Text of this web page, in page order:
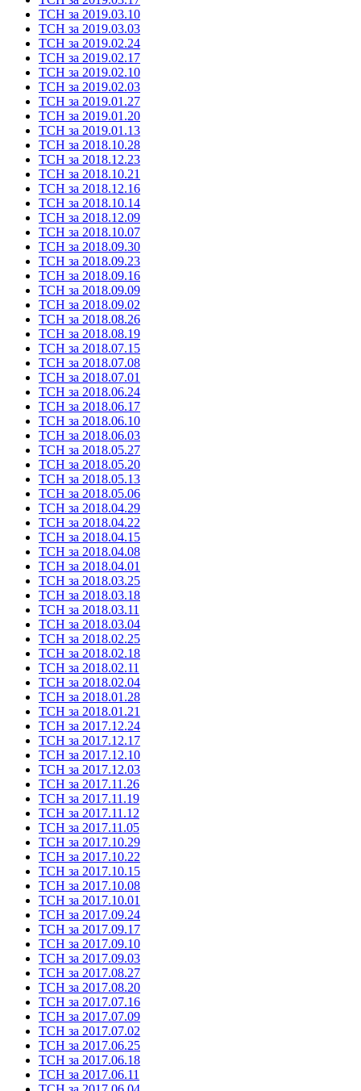
ТСН за 2019.03.10
ТСН за 2019.03.03
ТСН за 2019.02.24
ТСН за 2019.02.17
ТСН за 2019.02.10
ТСН за 2019.02.03
ТСН за 2019.01.27
ТСН за 2019.01.20
ТСН за 2019.01.13
ТСН за 2018.10.28
ТСН за 2018.12.23
ТСН за 2018.10.21
ТСН за 2018.12.16
ТСН за 2018.10.14
ТСН за 2018.12.09
ТСН за 2018.10.07
ТСН за 2018.09.30
ТСН за 2018.09.23
ТСН за 2018.09.16
ТСН за 2018.09.09
ТСН за 2018.09.02
ТСН за 2018.08.26
ТСН за 2018.08.19
ТСН за 2018.07.15
ТСН за 2018.07.08
ТСН за 2018.07.01
ТСН за 2018.06.24
ТСН за 2018.06.17
ТСН за 2018.06.10
ТСН за 2018.06.03
ТСН за 2018.05.27
ТСН за 2018.05.20
ТСН за 2018.05.13
ТСН за 2018.05.06
ТСН за 2018.04.29
ТСН за 2018.04.22
ТСН за 2018.04.15
ТСН за 2018.04.08
ТСН за 2018.04.01
ТСН за 2018.03.25
ТСН за 2018.03.18
ТСН за 2018.03.11
ТСН за 2018.03.04
ТСН за 2018.02.25
ТСН за 2018.02.18
ТСН за 2018.02.11
ТСН за 2018.02.04
ТСН за 2018.01.28
ТСН за 2018.01.21
ТСН за 2017.12.24
ТСН за 2017.12.17
ТСН за 2017.12.10
ТСН за 2017.12.03
ТСН за 2017.11.26
ТСН за 2017.11.19
ТСН за 2017.11.12
ТСН за 2017.11.05
ТСН за 2017.10.29
ТСН за 2017.10.22
ТСН за 2017.10.15
ТСН за 2017.10.08
ТСН за 2017.10.01
ТСН за 2017.09.24
ТСН за 2017.09.17
ТСН за 2017.09.10
ТСН за 2017.09.03
ТСН за 2017.08.27
ТСН за 2017.08.20
ТСН за 2017.07.16
ТСН за 2017.07.09
ТСН за 2017.07.02
ТСН за 2017.06.25
ТСН за 2017.06.18
ТСН за 2017.06.11